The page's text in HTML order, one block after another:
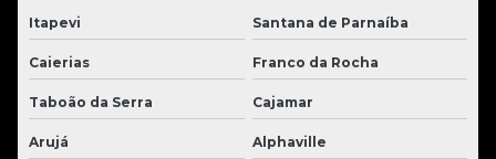
Itapevi Santana de Parnaíba
Caierias Franco da Rocha
Taboão da Serra Cajamar
Arujá Alphaville